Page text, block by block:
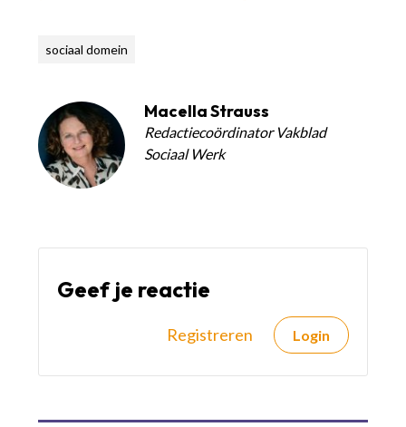
sociaal domein
Macella Strauss
Redactiecoördinator Vakblad
Sociaal Werk
Geef je reactie
Registreren Login